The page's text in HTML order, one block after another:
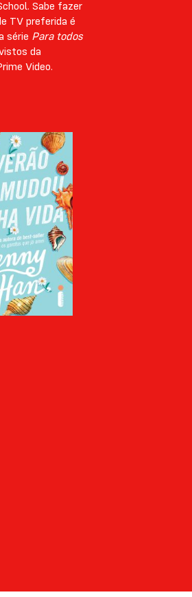
Sabe fazer
TV preferida é
série Para todos
da
Video.